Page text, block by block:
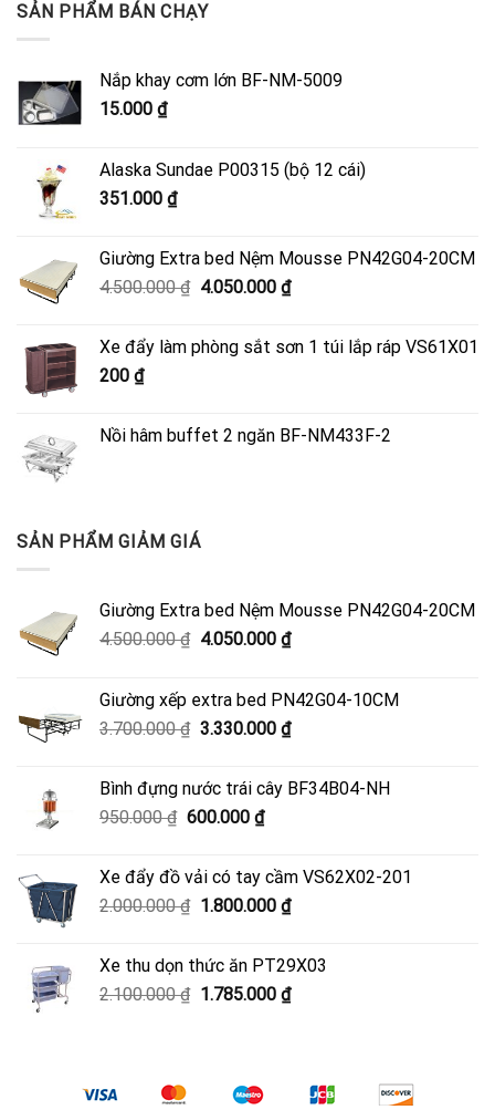
SẢN PHẨM BÁN CHẠY
Nắp khay cơm lớn BF-NM-5009
15.000 ₫
Alaska Sundae P00315 (bộ 12 cái)
351.000 ₫
Giường Extra bed Nệm Mousse PN42G04-20CM
4.500.000₫ Giá
4.500.000 ₫.
4.050.000 ₫Giá
là:
Xe đẩy làm phòng sắt sơn 1 túi lắp ráp VS61X01
200 ₫
Nồi hâm buffet 2 ngăn BF-NM433F-2
SẢN PHẨM GIẢM GIÁ
Giường Extra bed Nệm Mousse PN42G04-20CM
4.500.000₫ Giá
4.500.000 ₫.
4.050.000 ₫Giá
là:
4.050.000 ₫.
Giường xếp extra bed PN42G04-10CM
3.700.000₫ Giá
3.700.000 ₫.
3.330.000 ₫Giá
là:
Bình đựng nước trái cây BF34B04-NH
950.000₫ Giá
950.000 ₫.
600.000 ₫Giá
là:
600.000 ₫.
Xe đẩy đồ vải có tay cầm VS62X02-201
2.000.000₫ Giá
2.000.000 ₫.
1.800.000 ₫Giá
là:
1.800.000 ₫.
Xe thu dọn thức ăn PT29X03
2.100.000₫ Giá
1.785.000 ₫Giá
1.785.000 ₫.